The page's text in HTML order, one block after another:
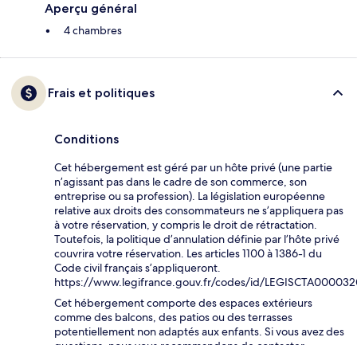
Aperçu général
4 chambres
Frais et politiques
Conditions
Cet hébergement est géré par un hôte privé (une partie
n’agissant pas dans le cadre de son commerce, son
entreprise ou sa profession). La législation européenne
relative aux droits des consommateurs ne s’appliquera pas
à votre réservation, y compris le droit de rétractation.
Toutefois, la politique d’annulation définie par l’hôte privé
couvrira votre réservation. Les articles 1100 à 1386-1 du
Code civil français s’appliqueront.
https://www.legifrance.gouv.fr/codes/id/
Cet hébergement comporte des espaces extérieurs
comme des balcons, des patios ou des terrasses
potentiellement non adaptés aux enfants. Si vous avez des